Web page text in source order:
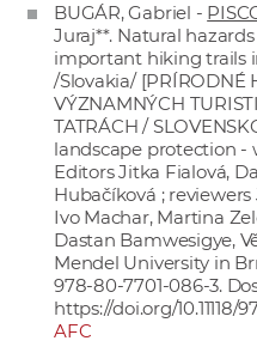
BUGÁR, Gabriel -
Juraj**. Natural
important hiking trails
/Slovakia/ [PRÍRODNÉ
VÝZNAMNÝCH
TATRÁCH /
landscape protection -
Editors Jitka Fialová,
Hubačíková ;
Ivo Machar, Martina
Dastan Bamwesigye,
Mendel University in
978-80-7701-086-3.
https://doi.org/
AFC